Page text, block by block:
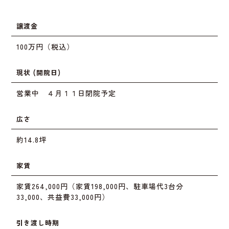
譲渡金
100万円（税込）
現状 (開院日)
営業中 ４月１１日閉院予定
広さ
約14.8坪
家賃
家賃264,000円（家賃198,000円、駐車場代3台分
33,000、共益費33,000円）
引き渡し時期